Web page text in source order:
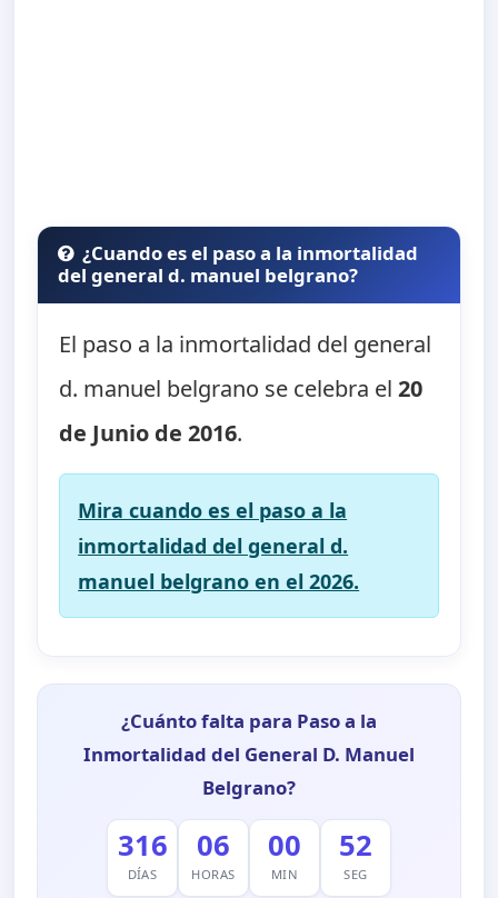
¿Cuando es el paso a la inmortalidad
del general d. manuel belgrano?
El paso a la inmortalidad del general
d. manuel belgrano se celebra el20
de Junio de 2016.
Mira cuando es el paso a la
inmortalidad del general d.
manuel belgrano en el 2026.
¿Cuánto falta para Paso a la
Inmortalidad del General D. Manuel
Belgrano?
316
DÍAS
06
HORAS
00
MIN
51
SEG